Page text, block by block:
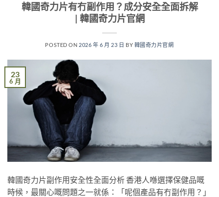
韓國奇力片有冇副作用？成分安全全面拆解
| 韓國奇力片官網
POSTED ON 2026 年 6 月 23 日 BY 韓國奇力片官網
23
6 月
韓國奇力片副作用安全性全面分析 香港人喺選擇保健品嘅
時候，最關心嘅問題之一就係：「呢個產品有冇副作用？」